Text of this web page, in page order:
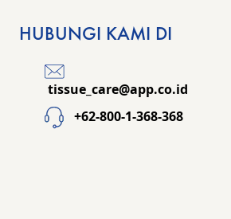
HUBUNGI KAMI DI
tissue_care@app.co.id
+62-800-1-368-368